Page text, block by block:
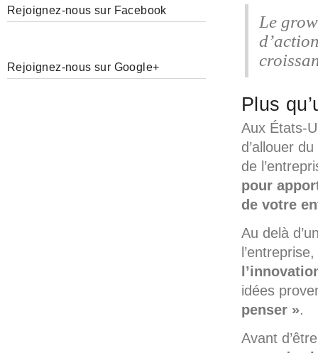
Le
Plus
Aux États-
d’allouer
de
pour
de votre
Au delà
idées
penser ».
Avant
Rejoignez-nous sur Facebook
Rejoignez-nous sur Google+